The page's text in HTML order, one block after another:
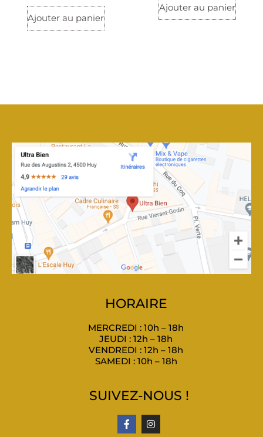
Ajouter au panier
Ajouter au panier
HORAIRE
MERCREDI : 10h – 18h
JEUDI : 12h – 18h
VENDREDI : 12h – 18h
SAMEDI : 10h – 18h
SUIVEZ-NOUS !